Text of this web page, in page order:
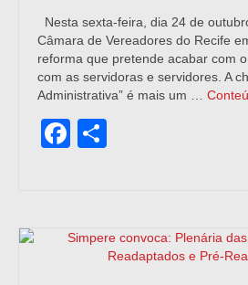
Nesta sexta-feira, dia 24 de
Câmara de Vereadores do Recife
reforma que pretende acabar com
com as servidoras e servidores. A
Administrativa” é mais um …
Facebook